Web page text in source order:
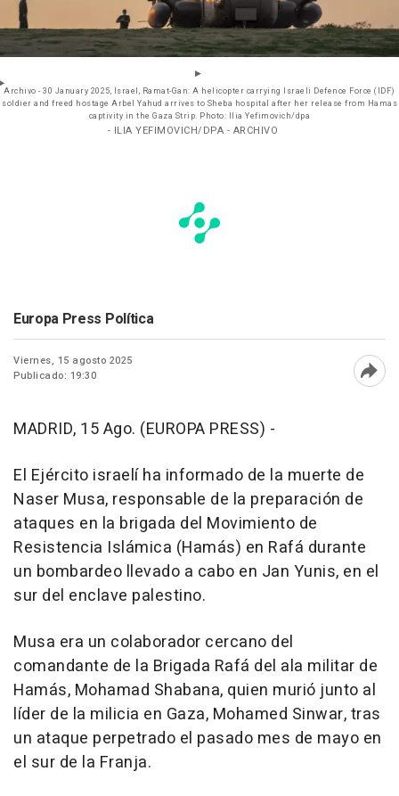
Archivo - 30 January 2025, Israel, Ramat-Gan: A helicopter carrying Israeli Defence Force (IDF)
soldier and freed hostage Arbel Yahud arrives to Sheba hospital after her release from Hamas
captivity in the Gaza Strip. Photo: Ilia Yefimovich/dpa
- ILIA YEFIMOVICH/DPA - ARCHIVO
Europa Press Política
Viernes, 15 agosto 2025
Publicado: 19:30
MADRID, 15 Ago. (EUROPA PRESS) -
El Ejército israelí ha informado de la muerte de
Naser Musa, responsable de la preparación de
ataques en la brigada del Movimiento de
Resistencia Islámica (Hamás) en Rafá durante
un bombardeo llevado a cabo en Jan Yunis, en el
sur del enclave palestino.
Musa era un colaborador cercano del
comandante de la Brigada Rafá del ala militar de
Hamás, Mohamad Shabana, quien murió junto al
líder de la milicia en Gaza, Mohamed Sinwar, tras
un ataque perpetrado el pasado mes de mayo en
el sur de la Franja.